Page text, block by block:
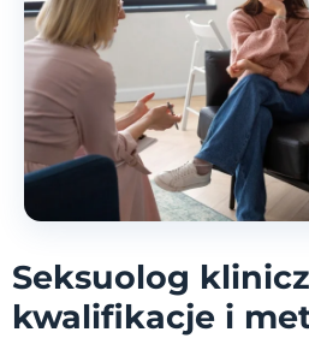
Seksuolog
kwalifikacje i